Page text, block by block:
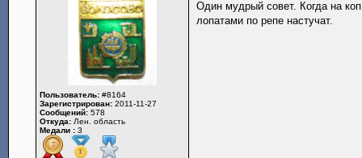
Пользователь: #8164
Зарегистрирован: 2011-11-27
Сообщений: 578
Откуда: Лен. область
Медали : 3
Один мудрый совет. Когда на
лопатами по репе настучат.